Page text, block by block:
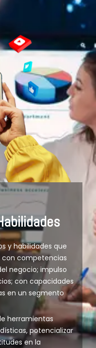
y habilidades que
competencias
negocio; impulso
con capacidades
en un segmento
herramientas
potencializar
en la